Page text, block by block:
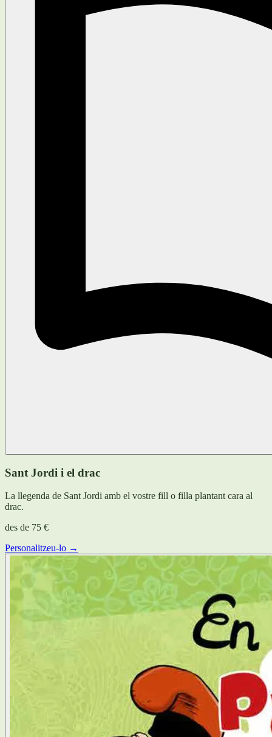
Sant Jordi i el drac
La llegenda de Sant Jordi amb el vostre fill o filla plantant cara al
drac.
des de 75 €
Personalitzeu-lo →